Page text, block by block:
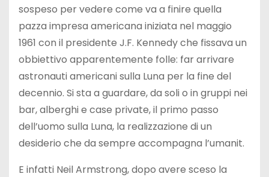
sospeso per vedere come va a finire quella
pazza impresa americana iniziata nel maggio
1961 con il presidente J.F. Kennedy che fissava un
obbiettivo apparentemente folle: far arrivare
astronauti americani sulla Luna per la fine del
decennio. Si sta a guardare, da soli o in gruppi nei
bar, alberghi e case private, il primo passo
dell’uomo sulla Luna, la realizzazione di un
desiderio che da sempre accompagna l’umanit.
E infatti Neil Armstrong, dopo avere sceso la